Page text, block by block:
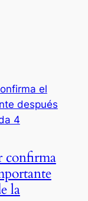
confirma
la